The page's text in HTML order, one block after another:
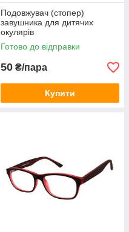
Подовжувач (стопер)
завушника для дитячих
окулярів
Готово до відправки
50 ₴/пара
Купити